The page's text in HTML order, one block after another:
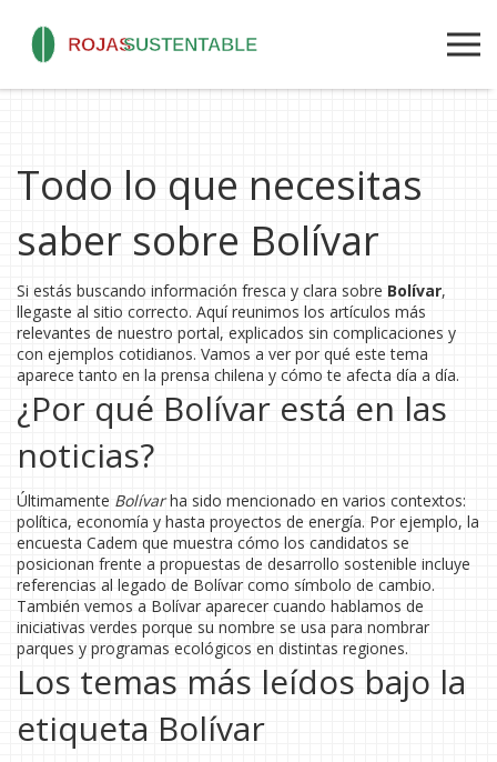
Todo lo que necesitas
saber sobre Bolívar
Si estás buscando información fresca y clara sobre Bolívar,
llegaste al sitio correcto. Aquí reunimos los artículos más
relevantes de nuestro portal, explicados sin complicaciones y
con ejemplos cotidianos. Vamos a ver por qué este tema
aparece tanto en la prensa chilena y cómo te afecta día a día.
¿Por qué Bolívar está en las
noticias?
Últimamente Bolívarha sido mencionado en varios contextos:
política, economía y hasta proyectos de energía. Por ejemplo, la
encuesta Cadem que muestra cómo los candidatos se
posicionan frente a propuestas de desarrollo sostenible incluye
referencias al legado de Bolívar como símbolo de cambio.
También vemos a Bolívar aparecer cuando hablamos de
iniciativas verdes porque su nombre se usa para nombrar
parques y programas ecológicos en distintas regiones.
Los temas más leídos bajo la
etiqueta Bolívar